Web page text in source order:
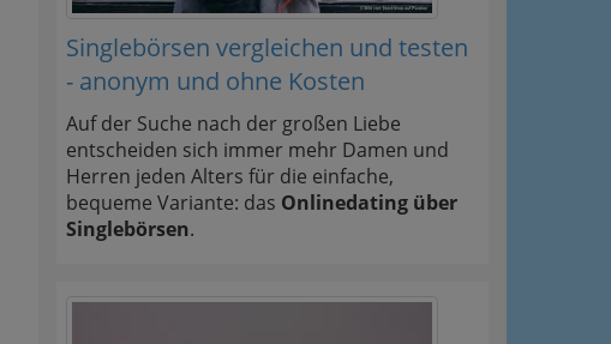
Singlebörsen vergleichen und testen
- anonym und ohne Kosten
Auf der Suche nach der großen Liebe
entscheiden sich immer mehr Damen und
Herren jeden Alters für die einfache,
bequeme Variante: das Onlinedating über
Singlebörsen.